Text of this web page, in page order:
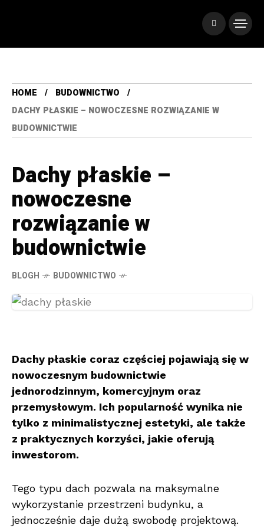
HOME
BUDOWNICTWO
DACHY PŁASKIE – NOWOCZESNE ROZWIĄZANIE W
BUDOWNICTWIE
Dachy płaskie –
nowoczesne
rozwiązanie w
budownictwie
BLOGH BUDOWNICTWO
Dachy płaskie coraz częściej pojawiają się w
nowoczesnym budownictwie
jednorodzinnym, komercyjnym oraz
przemysłowym. Ich popularność wynika nie
tylko z minimalistycznej estetyki, ale także
z praktycznych korzyści, jakie oferują
inwestorom.
Tego typu dach pozwala na maksymalne
wykorzystanie przestrzeni budynku, a
jednocześnie daje dużą swobodę projektową.